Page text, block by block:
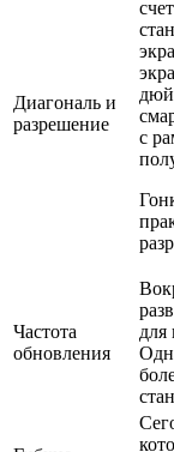
Диагональ и
разрешение
с
Частота
обновления
для